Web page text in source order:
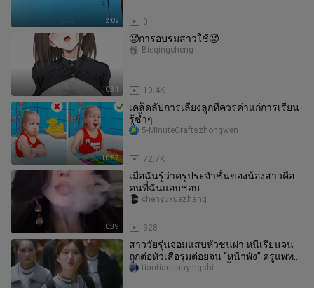
2:02 0
0:31
🥵การอบรมสาวใช้🥵
10.4K
Bieqingcheng
10:57
เคล็ดลับการเลี้ยงลูกที่ควรค่าแก่การเรียน
รู้ซ้ำๆ
72.7K
5-MinuteCraftszhongwen
0:39
เมื่อฉันรู้ว่าครูประจำชั้นของน้องสาวคือ
คนที่ฉันแอบชอบ...
328
chenyuxuezhang
สาววัยรุ่นจอมแสบหัวชนฝา หนีเรียนจน
ถูกต่อหัวเสือรุมต่อยจน “หน้าพัง” ครูแพทย์
แผนจีนใช้ปัสสาวะฆ่าเชื้อ
tiantiantianyingshi